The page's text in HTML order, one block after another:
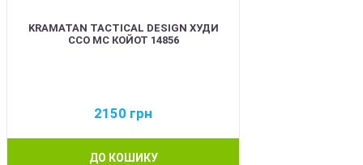
KRAMATAN TACTICAL DESIGN ХУДИ
ССО МС КОЙОТ 14856
2150 грн
ДО КОШИКУ